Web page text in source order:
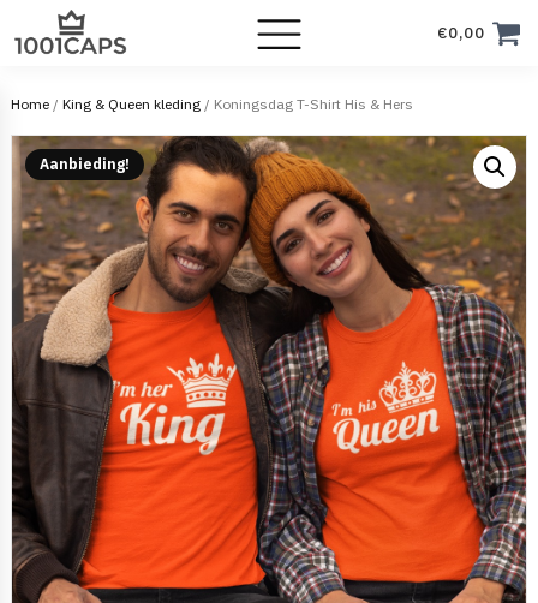
€0,00
Home/ King & Queen kleding/ Koningsdag T-Shirt His & Hers
Aanbieding!